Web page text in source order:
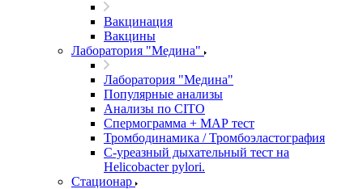
Вакцинация
Вакцины
Лаборатория "Медина"
Лаборатория "Медина"
Популярные анализы
Анализы по CITO
Спермограмма + МАР тест
Тромбодинамика / Тромбоэластография
С-уреазный дыхательный тест на
Helicobacter pylori.
Стационар